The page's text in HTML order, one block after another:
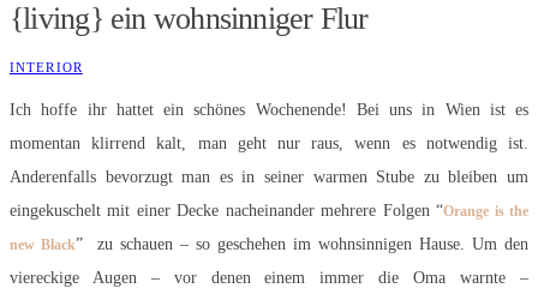
{living} ein wohnsinniger Flur
INTERIOR
Ich hoffe ihr hattet ein schönes Wochenende! Bei uns in Wien ist es
momentan klirrend kalt, man geht nur raus, wenn es notwendig ist.
Anderenfalls bevorzugt man es in seiner warmen Stube zu bleiben um
eingekuschelt mit einer Decke nacheinander mehrere Folgen “Orange is the
new Black” zu schauen – so geschehen im wohnsinnigen Hause. Um den
viereckige Augen – vor denen einem immer die Oma warnte –